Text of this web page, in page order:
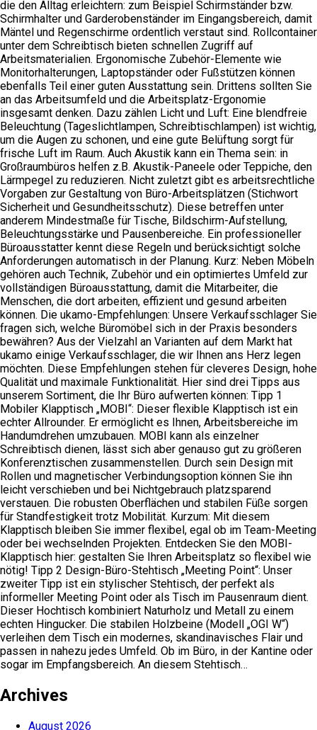
die den Alltag erleichtern: zum Beispiel Schirmständer bzw.
Schirmhalter und Garderobenständer im Eingangsbereich, damit
Mäntel und Regenschirme ordentlich verstaut sind. Rollcontainer
unter dem Schreibtisch bieten schnellen Zugriff auf
Arbeitsmaterialien. Ergonomische Zubehör-Elemente wie
Monitorhalterungen, Laptopständer oder Fußstützen können
ebenfalls Teil einer guten Ausstattung sein. Drittens sollten Sie
an das Arbeitsumfeld und die Arbeitsplatz-Ergonomie
insgesamt denken. Dazu zählen Licht und Luft: Eine blendfreie
Beleuchtung (Tageslichtlampen, Schreibtischlampen) ist wichtig,
um die Augen zu schonen, und eine gute Belüftung sorgt für
frische Luft im Raum. Auch Akustik kann ein Thema sein: in
Großraumbüros helfen z.B. Akustik-Paneele oder Teppiche, den
Lärmpegel zu reduzieren. Nicht zuletzt gibt es arbeitsrechtliche
Vorgaben zur Gestaltung von Büro-Arbeitsplätzen (Stichwort
Sicherheit und Gesundheitsschutz). Diese betreffen unter
anderem Mindestmaße für Tische, Bildschirm-Aufstellung,
Beleuchtungsstärke und Pausenbereiche. Ein professioneller
Büroausstatter kennt diese Regeln und berücksichtigt solche
Anforderungen automatisch in der Planung. Kurz: Neben Möbeln
gehören auch Technik, Zubehör und ein optimiertes Umfeld zur
vollständigen Büroausstattung, damit die Mitarbeiter, die
Menschen, die dort arbeiten, effizient und gesund arbeiten
können. Die ukamo-Empfehlungen: Unsere Verkaufsschlager Sie
fragen sich, welche Büromöbel sich in der Praxis besonders
bewähren? Aus der Vielzahl an Varianten auf dem Markt hat
ukamo einige Verkaufsschlager, die wir Ihnen ans Herz legen
möchten. Diese Empfehlungen stehen für cleveres Design, hohe
Qualität und maximale Funktionalität. Hier sind drei Tipps aus
unserem Sortiment, die Ihr Büro aufwerten können: Tipp 1
Mobiler Klapptisch „MOBI“: Dieser flexible Klapptisch ist ein
echter Allrounder. Er ermöglicht es Ihnen, Arbeitsbereiche im
Handumdrehen umzubauen. MOBI kann als einzelner
Schreibtisch dienen, lässt sich aber genauso gut zu größeren
Konferenztischen zusammenstellen. Durch sein Design mit
Rollen und magnetischer Verbindungsoption können Sie ihn
leicht verschieben und bei Nichtgebrauch platzsparend
verstauen. Die robusten Oberflächen und stabilen Füße sorgen
für Standfestigkeit trotz Mobilität. Kurzum: Mit diesem
Klapptisch bleiben Sie immer flexibel, egal ob im Team-Meeting
oder bei wechselnden Projekten. Entdecken Sie den MOBI-
Klapptisch hier: gestalten Sie Ihren Arbeitsplatz so flexibel wie
nötig! Tipp 2 Design-Büro-Stehtisch „Meeting Point“: Unser
zweiter Tipp ist ein stylischer Stehtisch, der perfekt als
informeller Meeting Point oder als Tisch im Pausenraum dient.
Dieser Hochtisch kombiniert Naturholz und Metall zu einem
echten Hingucker. Die stabilen Holzbeine (Modell „OGI W“)
verleihen dem Tisch ein modernes, skandinavisches Flair und
passen in nahezu jedes Umfeld. Ob im Büro, in der Kantine oder
sogar im Empfangsbereich. An diesem Stehtisch…
Archives
August 2026